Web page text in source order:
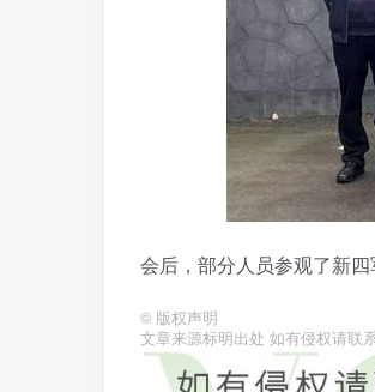
会后，部分人员参观了新
© 版权声明
文章来源标明出处 如有侵权请联